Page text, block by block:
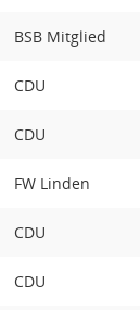
BSB Mitglied
CDU
CDU
FW Linden
CDU
CDU